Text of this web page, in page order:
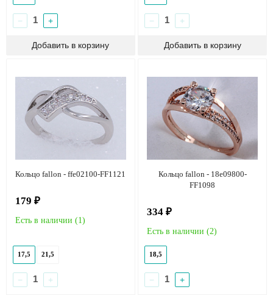
− + − +
Кольцо fallon - ffe02100-FF1121
179 ₽
Есть в наличии (1 )
17,5 21,5
− +
Кольцо fallon - 18e09800-
FF1098
334 ₽
Есть в наличии (2)
18,5
− +